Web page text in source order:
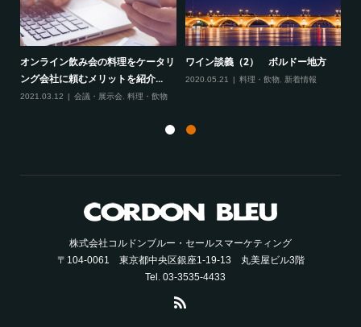
オンライン飲み会の料理をケータリ
ング会社に頼むメリットを紹介...
2021.03.12 会議・展示会, 料理・飲物
ワイン談義（2） ボルドー地方
2020.05.21 料理・飲物, 新着情報
株式会社コルドンブルー・セールスマーケティング
〒104-0061 東京都中央区銀座1-19-13 丸美屋ビル3階
Tel. 03-3535-4433